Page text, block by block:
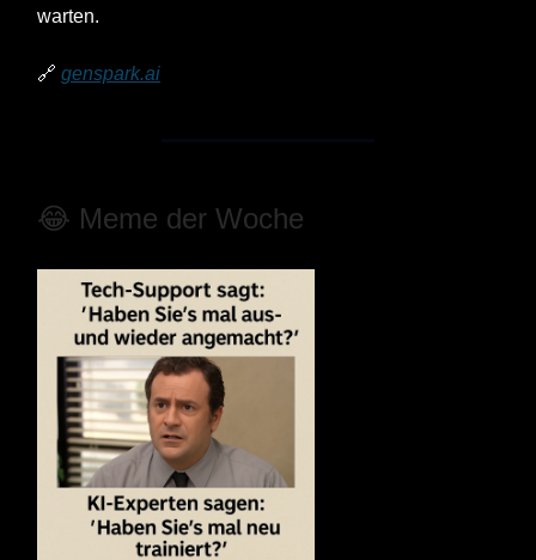
warten.
🔗 genspark.ai
😂 Meme der Woche